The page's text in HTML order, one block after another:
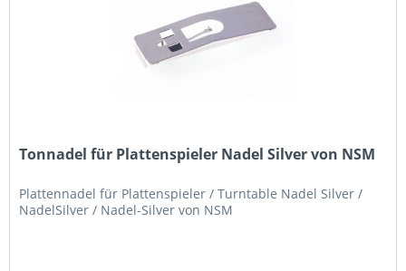
Tonnadel für Plattenspieler Nadel Silver von NSM
Plattennadel für Plattenspieler / Turntable Nadel Silver /
NadelSilver / Nadel-Silver von NSM